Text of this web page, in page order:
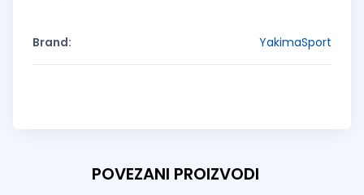
Brand: YakimaSport
POVEZANI PROIZVODI